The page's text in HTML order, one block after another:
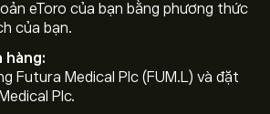
eToro của bạn bằng phương thức
của bạn.
hàng:
Futura Medical Plc (FUM.L) và đặt
Plc.